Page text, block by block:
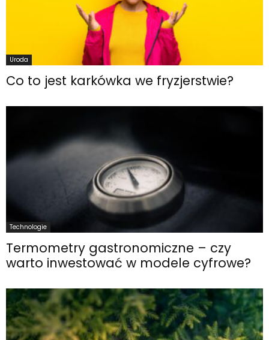
Uroda
Co to jest karkówka we fryzjerstwie?
Technologie
Termometry gastronomiczne – czy
warto inwestować w modele cyfrowe?